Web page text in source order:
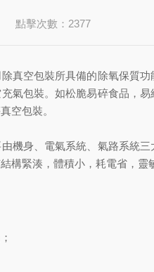
點擊次數：2377
真空包裝所具備的除氧保質
氣包裝。如松脆易碎食品，
空包裝。
身、電氣系統、氣路系統三
構緊湊，體積小，耗電省，靈